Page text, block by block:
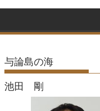
与論島の海
池田 剛